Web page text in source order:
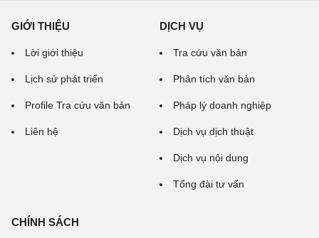
GIỚI THIỆU
Lời giới thiệu
Lịch sử phát triển
Profile Tra cứu văn bản
Liên hệ
DỊCH VỤ
Tra cứu văn bản
Phân tích văn bản
Pháp lý doanh nghiệp
Dịch vụ dịch thuật
Dịch vụ nội dung
Tổng đài tư vấn
CHÍNH SÁCH